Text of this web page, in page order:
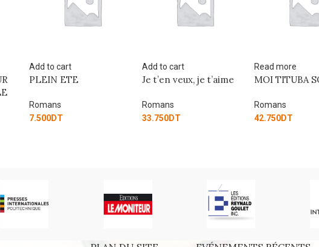
Add to cart
Je t’en veux, je t’aime
Romans
33.750DT
Read more
MOI TITUBA SORCIERE
Romans
42.750DT
Add to cart
RAMLA
Romans